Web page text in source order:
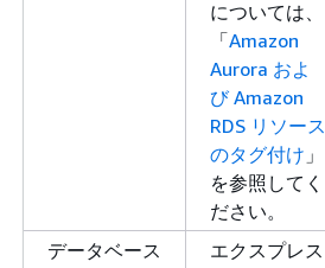
については、
「Amazon
Aurora およ
び Amazon
RDS リソース
のタグ付け 」
を参照してく
ださい。
データベース
エクスプレス